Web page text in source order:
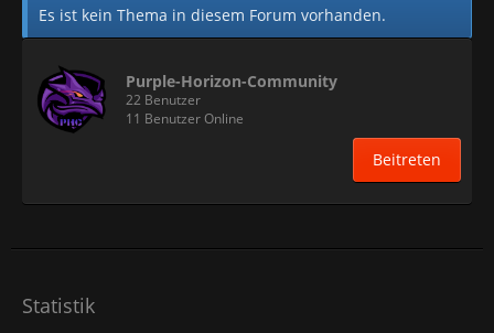
Es ist kein Thema in diesem Forum vorhanden.
Purple-Horizon-Community
22 Benutzer
11 Benutzer Online
Beitreten
Statistik